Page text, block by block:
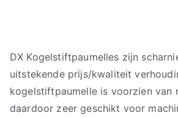
DX Kogelstiftpaumelles zijn
uitstekende prijs/kwaliteit
kogelstiftpaumelle is voorzien van
daardoor zeer geschikt voor